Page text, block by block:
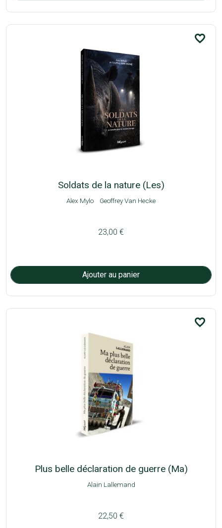
favorite_border
Soldats de la nature (Les)
Alex Mylo Geoffrey Van Hecke
23,00 €
favorite_border
Plus belle déclaration de guerre (Ma)
Alain Lallemand
22,50 €